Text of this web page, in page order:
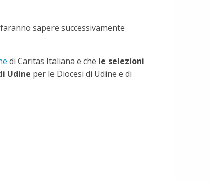
sapere successivamente
di Caritas Italiana e che le selezioni
Udine per le Diocesi di Udine e di